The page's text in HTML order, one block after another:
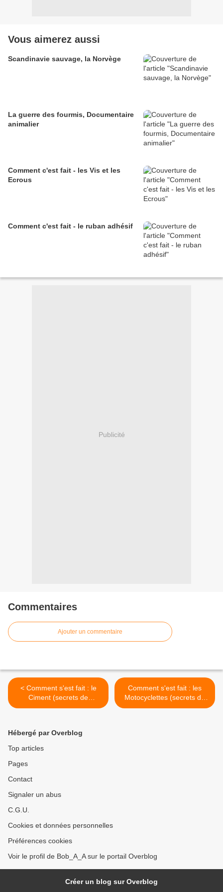
Vous aimerez aussi
Scandinavie sauvage, la Norvège
La guerre des fourmis, Documentaire
animalier
Comment c'est fait - les Vis et les
Ecrous
Comment c'est fait - le ruban adhésif
Publicité
Commentaires
Ajouter un commentaire
< Comment s'est fait : le
Ciment (secrets de
fabrication)
Comment s'est fait : les
Motocyclettes (secrets de
fabrication) >
Hébergé par Overblog
Top articles
Pages
Contact
Signaler un abus
C.G.U.
Cookies et données personnelles
Préférences cookies
Voir le profil de Bob_A_A sur le portail Overblog
Créer un blog sur Overblog